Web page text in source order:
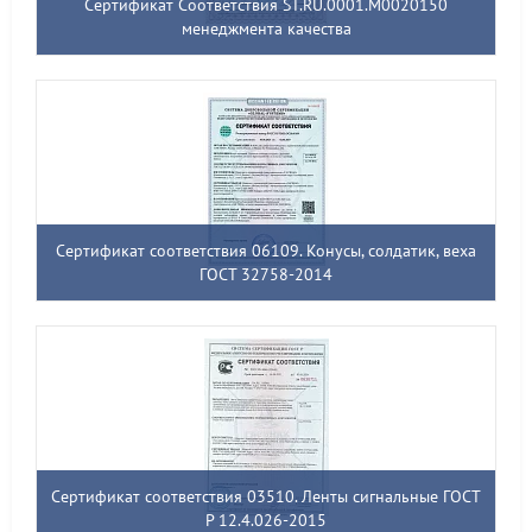
Сертификат Соответствия ST.RU.0001.M0020150
менеджмента качества
Сертификат соответствия 06109. Конусы, солдатик, веха
ГОСТ 32758-2014
Сертификат соответствия 03510. Ленты сигнальные ГОСТ
Р 12.4.026-2015